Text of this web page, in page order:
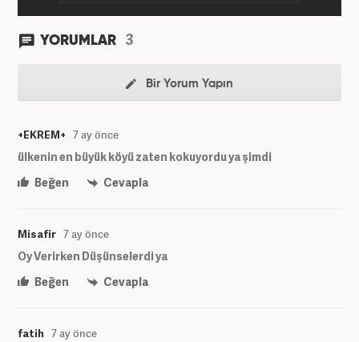
YORUMLAR 3
Bir Yorum Yapın
+EKREM+ 7 ay önce
ülkenin en büyük köyü zaten kokuyordu ya şimdi
Beğen
Cevapla
Misafir 7 ay önce
Oy Verirken Düşünselerdi ya
Beğen
Cevapla
fatih 7 ay önce